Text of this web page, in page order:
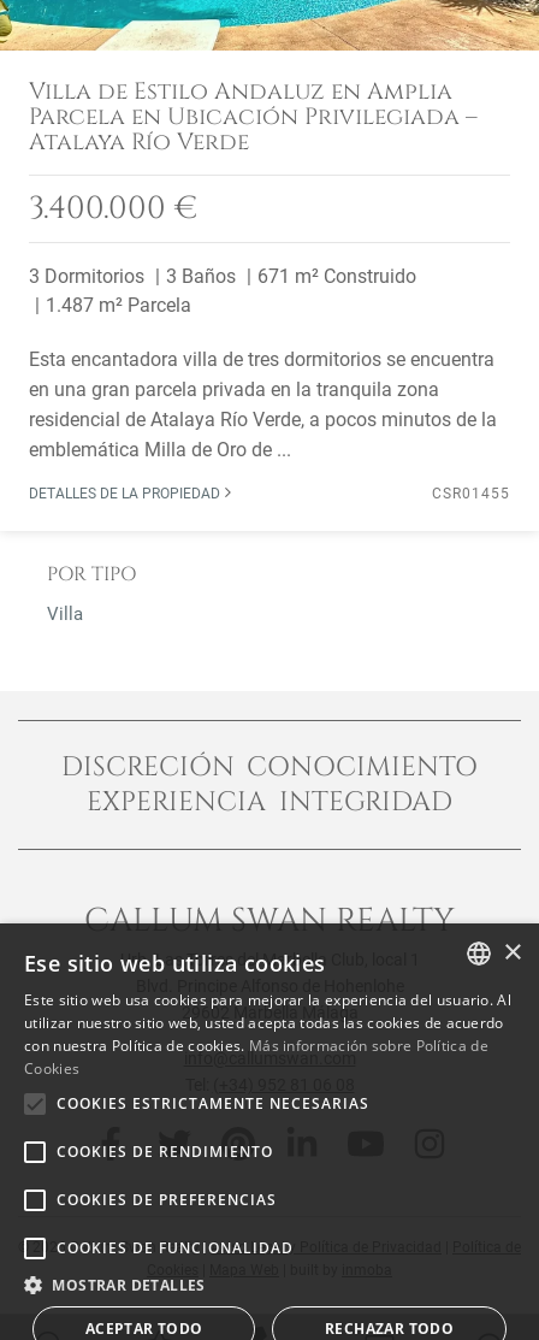
Villa de Estilo Andaluz en Amplia
Parcela en Ubicación Privilegiada –
Atalaya Río Verde
3.400.000 €
3 Dormitorios 3 Baños
671 m² Construido
1.487 m² Parcela
Esta encantadora villa de tres dormitorios se encuentra
en una gran parcela privada en la tranquila zona
residencial de Atalaya Río Verde, a pocos minutos de la
emblemática Milla de Oro de ...
DETALLES DE LA PROPIEDAD CSR01455
POR TIPO
Villa
DISCRECIÓN CONOCIMIENTO
EXPERIENCIA INTEGRIDAD
CALLUM SWAN REALTY
Urb. Las Torres del Marbella Club, local 1
29602 Marbella Málaga
© 2026Callum Swan Realty |Aviso Legal y Política de Privacidad
ENGLISH
SPANISH
×
Ese sitio web utiliza cookies
Este sitio web usa cookies para mejorar la experiencia del usuario. Al
utilizar nuestro sitio web, usted acepta todas las cookies de acuerdo
con nuestra Política de cookies. Más información sobre Política de
Cookies
COOKIES ESTRICTAMENTE NECESARIAS
COOKIES DE RENDIMIENTO
COOKIES DE PREFERENCIAS
COOKIES DE FUNCIONALIDAD
MOSTRAR DETALLES
ACEPTAR TODO RECHAZAR TODO